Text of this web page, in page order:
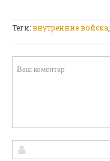
Теги:внутренние войска,